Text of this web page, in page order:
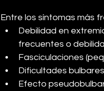
Entre los síntomas más
Debilidad en
frecuentes o
Fasciculaciones
Dificultades
Efecto